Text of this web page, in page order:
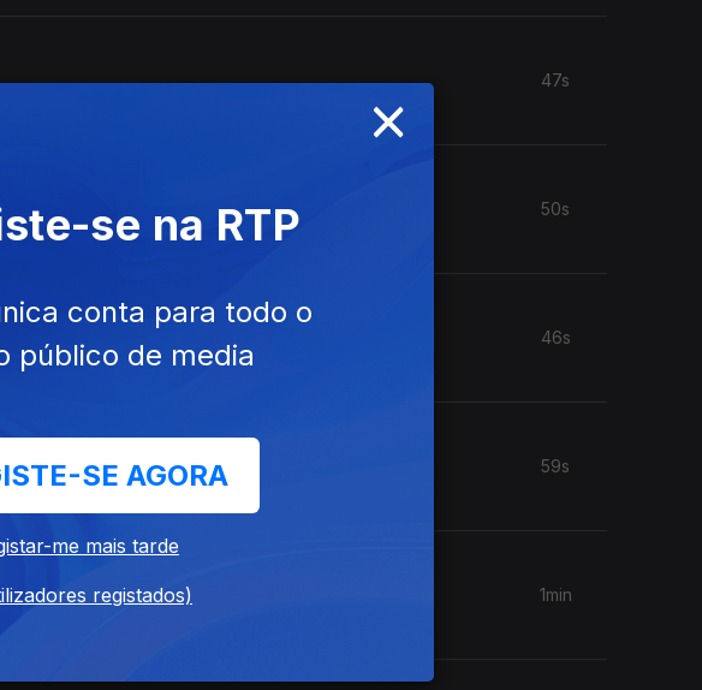
47s
do verão
50s
46s
59s
1min
×
se na RTP
conta para todo o
público de media
SE AGORA
me mais tarde
registados)